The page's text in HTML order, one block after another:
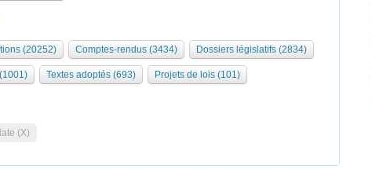
(20252) Comptes-rendus (3434) Dossiers législatifs (2834)
Textes adoptés (693) Projets de lois (101)
(X)